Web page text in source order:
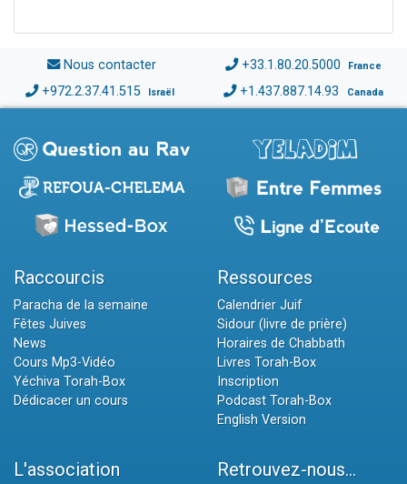
Nous contacter +33.1.80.20.5000 France
+972.2.37.41.515 Israël +1.437.887.14.93 Canada
Raccourcis
Paracha de la semaine
Fêtes Juives
News
Cours Mp3-Vidéo
Yéchiva Torah-Box
Dédicacer un cours
Ressources
Calendrier Juif
Sidour (livre de prière)
Horaires de Chabbath
Livres Torah-Box
Inscription
Podcast Torah-Box
English Version
L'association Retrouvez-nous...